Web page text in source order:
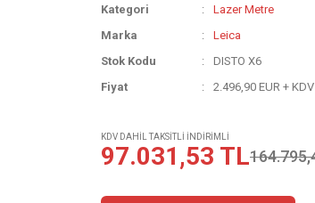
Kategori
Lazer Metre
Marka
Leica
Stok Kodu
DISTO X6
Fiyat
2.496,90 EUR + KDV
KDV DAHİL TAKSİTLİ İNDİRİMLİ
97.031,53 TL